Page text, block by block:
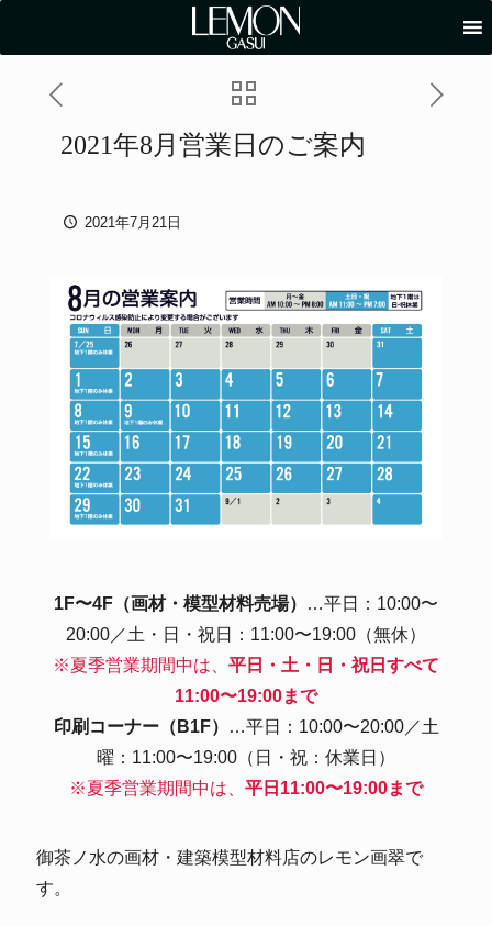
2021年8月営業日のご案内
2021年7月21日
1F〜4F（画材・模型材料売場）
…平日：10:00〜
20:00／土・日・祝日：11:00〜19:00（無休）
※夏季営業期間中は、 平日・土・日・祝日すべて
11:00〜19:00まで
印刷コーナー（B1F）
…平日：10:00〜20:00／土
曜：11:00〜19:00（日・祝：休業日）
※夏季営業期間中は、 平日11:00〜19:00まで
御茶ノ水の画材・建築模型材料店のレモン画翠で
す。